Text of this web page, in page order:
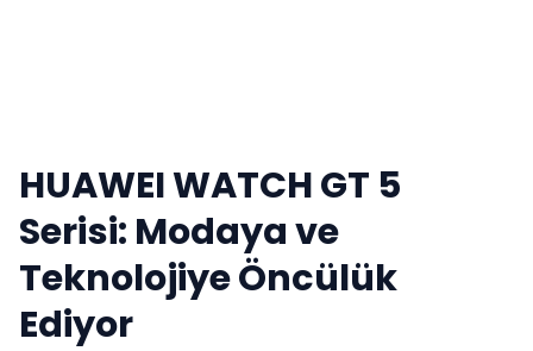
HUAWEI WATCH GT 5
Serisi: Modaya ve
Teknolojiye Öncülük
Ediyor